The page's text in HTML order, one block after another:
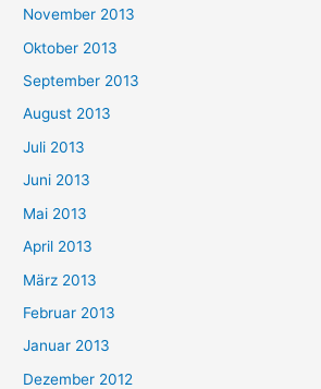
November 2013
Oktober 2013
September 2013
August 2013
Juli 2013
Juni 2013
Mai 2013
April 2013
März 2013
Februar 2013
Januar 2013
Dezember 2012